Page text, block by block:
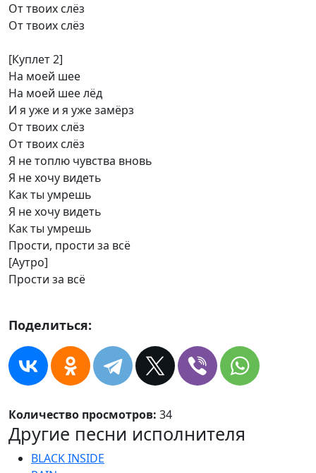
От твоих слёз
От твоих слёз
[Куплет 2]
На моей шее
На моей шее лёд
И я уже и я уже замёрз
От твоих слёз
От твоих слёз
Я не топлю чувства вновь
Я не хочу видеть
Как ты умрешь
Я не хочу видеть
Как ты умрешь
Прости, прости за всё
[Аутро]
Прости за всё
Поделиться:
Количество просмотров: 34
Другие песни исполнителя
BLACK INSIDE